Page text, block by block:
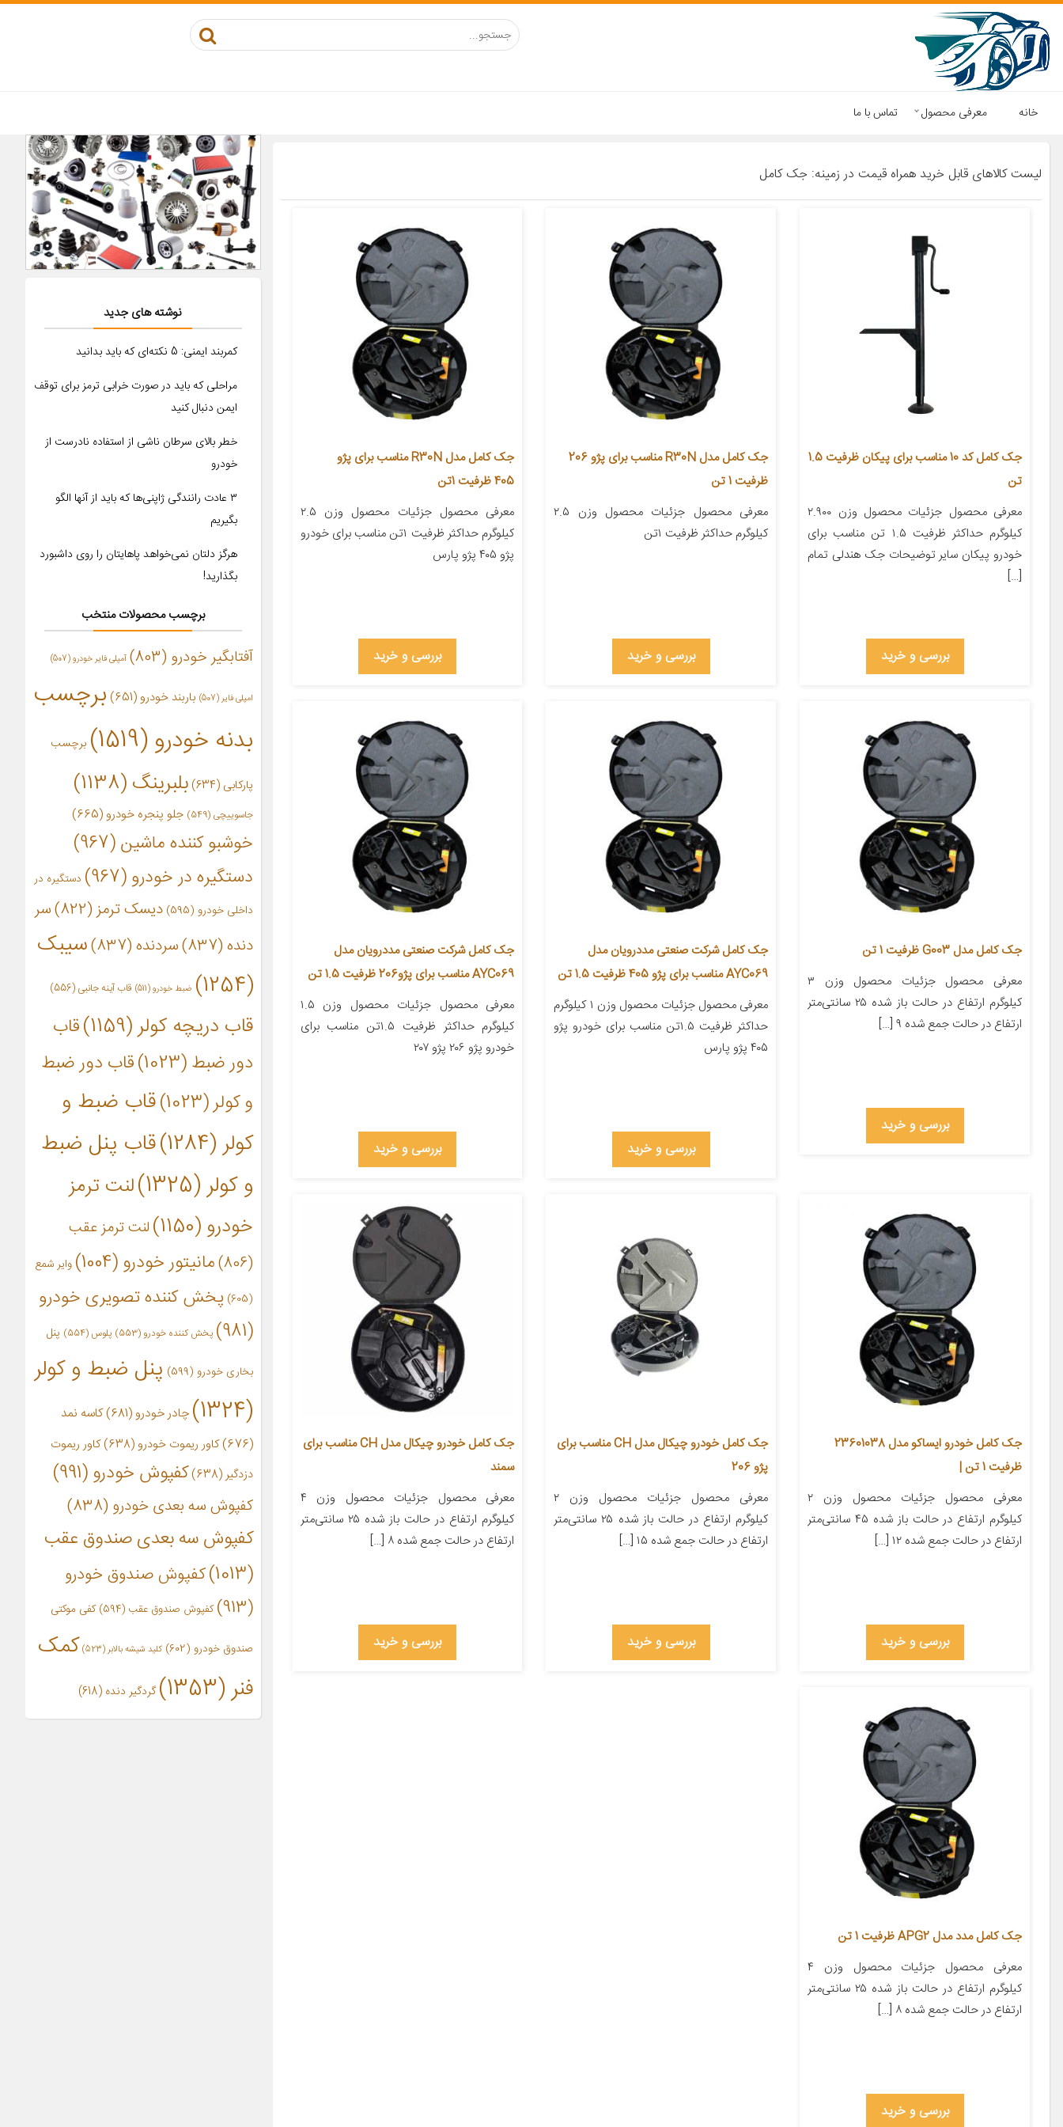
خانه معرفی محصول تماس با ما
لیست کالاهای قابل خرید همراه قیمت در زمینه: جک کامل
جک کامل کد 10 مناسب برای پیکان ظرفیت 1.5
تن
معرفی محصول جزئیات محصول وزن ۲.۹۰۰
کیلوگرم حداکثر ظرفیت ۱.۵ تن مناسب برای
خودرو پیکان سایر توضیحات جک هندلی تمام
[…]
بررسی و خرید
جک کامل مدل R30N مناسب برای پژو 206
ظرفیت 1 تن
معرفی محصول جزئیات محصول وزن ۲.۵
کیلوگرم حداکثر ظرفیت ۱تن
بررسی و خرید
جک کامل مدل R30N مناسب برای پژو
405 ظرفیت 1تن
معرفی محصول جزئیات محصول وزن ۲.۵
کیلوگرم حداکثر ظرفیت ۱تن مناسب برای خودرو
پژو ۴۰۵ پژو پارس
بررسی و خرید
جک کامل مدل G003 ظرفیت 1 تن
معرفی محصول جزئیات محصول وزن ۳
کیلوگرم ارتفاع در حالت باز شده ۲۵ سانتی‌متر
ارتفاع در حالت جمع شده ۹ […]
بررسی و خرید
جک کامل شرکت صنعتی مددرویان مدل
AYC069 مناسب برای پژو 405 ظرفیت 1.5 تن
معرفی محصول جزئیات محصول وزن ۱ کیلوگرم
حداکثر ظرفیت ۱.۵تن مناسب برای خودرو پژو
۴۰۵ پژو پارس
بررسی و خرید
جک کامل شرکت صنعتی مددرویان مدل
AYC069 مناسب برای پژو206 ظرفیت 1.5 تن
معرفی محصول جزئیات محصول وزن ۱.۵
کیلوگرم حداکثر ظرفیت ۱.۵تن مناسب برای
خودرو پژو ۲۰۶ پژو ۲۰۷
بررسی و خرید
جک کامل خودرو ایساکو مدل 23601038
ظرفیت 1 تن |
معرفی محصول جزئیات محصول وزن ۲
کیلوگرم ارتفاع در حالت باز شده ۴۵ سانتی‌متر
ارتفاع در حالت جمع شده ۱۲ […]
بررسی و خرید
جک کامل خودرو چیکال مدل CH مناسب برای
پژو 206
معرفی محصول جزئیات محصول وزن ۲
کیلوگرم ارتفاع در حالت باز شده ۲۵ سانتی‌متر
ارتفاع در حالت جمع شده ۱۵ […]
بررسی و خرید
جک کامل خودرو چیکال مدل CH مناسب برای
سمند
معرفی محصول جزئیات محصول وزن ۴
کیلوگرم ارتفاع در حالت باز شده ۲۵ سانتی‌متر
ارتفاع در حالت جمع شده ۸ […]
بررسی و خرید
جک کامل مدد مدل APG2 ظرفیت 1 تن
معرفی محصول جزئیات محصول وزن ۴
کیلوگرم ارتفاع در حالت باز شده ۲۵ سانتی‌متر
ارتفاع در حالت جمع شده ۸ […]
بررسی و خرید
نوشته های جدید
کمربند ایمنی: 5 نکته‌ای که باید بدانید
مراحلی که باید در صورت خرابی ترمز برای توقف
ایمن دنبال کنید
خطر بالای سرطان ناشی از استفاده نادرست از
خودرو
۳ عادت رانندگی ژاپنی‌ها که باید از آنها الگو
بگیریم
هرگز دلتان نمی‌خواهد پاهایتان را روی داشبورد
بگذارید!
برچسب محصولات منتخب
آفتابگیر خودرو (803) آمپلی فایر خودرو(507)
امپلی فایر (507) باربند خودرو(651)
برچسب
بدنه خودرو(1519) برچسب
پارکابی (634) بلبرینگ(1138)
جاسوییچی (549) جلو پنجره خودرو (665)
خوشبو کننده ماشین(967)
دستگیره در خودرو(967)
دستگیره در
داخلی خودرو (595) دیسک ترمز(822)
سر
دنده(837) سردنده(837)
سیبک
(1254)
ضبط خودرو(511) قاب آینه جانبی (556)
قاب دریچه کولر(1159)
قاب
دور ضبط(1023)
قاب دور ضبط
و کولر(1023)
قاب ضبط و
کولر(1284)
قاب پنل ضبط
و کولر(1325)
لنت ترمز
خودرو(1150)
لنت ترمز عقب
(806)
مانیتور خودرو(1004)
وایر شمع
(605)
پخش کننده تصویری خودرو
(981)
پخش کننده خودرو(553) پلوس(554) پنل
بخاری خودرو (599)
پنل ضبط و کولر
(1324)
چادر خودرو (681)
کاسه نمد
(676)
کاور ریموت خودرو(638)
کاور ریموت
دزدگیر(638) کفپوش خودرو(991)
کفپوش سه بعدی خودرو (838)
کفپوش سه بعدی صندوق عقب
(1013)
کفپوش صندوق خودرو
(913)
کفپوش صندوق عقب (594) کفی موکتی
صندوق خودرو (602) کلید شیشه بالابر(523)
کمک
فنر(1353) گردگیر دنده (618)